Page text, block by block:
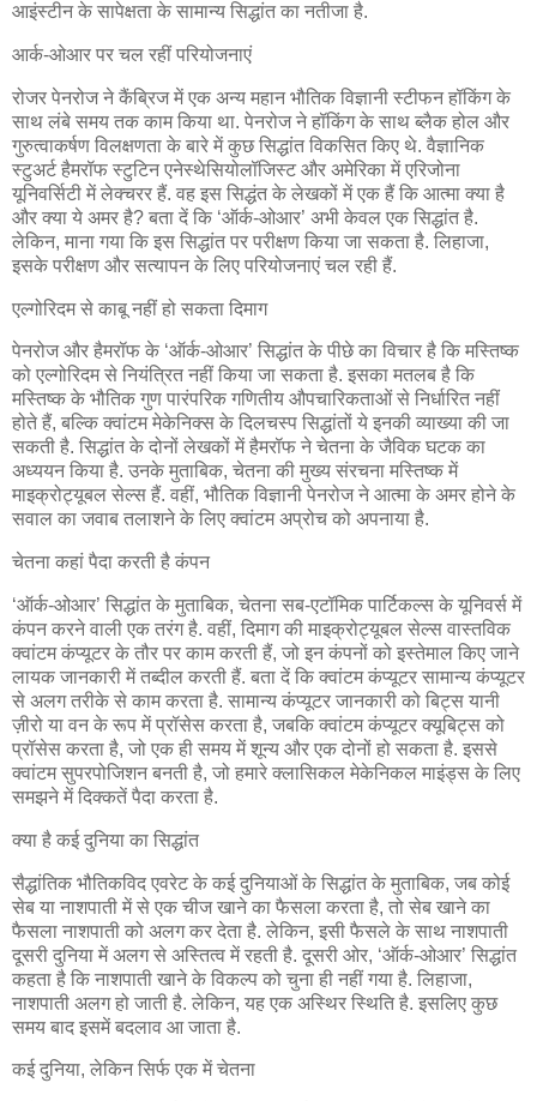
आइंस्टीन के सापेक्षता के सामान्य सिद्धांत का नतीजा है.
आर्क-ओआर पर चल रहीं परियोजनाएं
रोजर पेनरोज ने कैंब्रिज में एक अन्य महान भौतिक विज्ञानी स्टीफन हॉकिंग के
साथ लंबे समय तक काम किया था. पेनरोज ने हॉकिंग के साथ ब्लैक होल और
गुरुत्वाकर्षण विलक्षणता के बारे में कुछ सिद्धांत विकसित किए थे. वैज्ञानिक
स्‍टुअर्ट हैमरॉफ स्टुटिन एनेस्थेसियोलॉजिस्ट और अमेरिका में एरिजोना
यूनिवर्सिटी में लेक्‍चरर हैं. वह इस सिद्धंत के लेखकों में एक हैं कि आत्‍मा क्‍या है
और क्‍या ये अमर है? बता दें कि ‘ऑर्क-ओआर’ अभी केवल एक सिद्धांत है.
लेकिन, माना गया कि इस सिद्धांत पर परीक्षण किया जा सकता है. लिहाजा,
इसके परीक्षण और सत्यापन के लिए परियोजनाएं चल रही हैं.
एल्‍गोरिदम से काबू नहीं हो सकता दिमाग
पेनरोज और हैमरॉफ के ‘ऑर्क-ओआर’ सिद्धांत के पीछे का विचार है कि मस्तिष्क
को एल्गोरिदम से नियंत्रित नहीं किया जा सकता है. इसका मतलब है कि
मस्तिष्क के भौतिक गुण पारंपरिक गणितीय औपचारिकताओं से निर्धारित नहीं
होते हैं, बल्कि क्‍वांटम मेकेनिक्‍स के दिलचस्प सिद्धांतों ये इनकी व्‍याख्‍या की जा
सकती है. सिद्धांत के दोनों लेखकों में हैमरॉफ ने चेतना के जैविक घटक का
अध्ययन किया है. उनके मुताबिक, चेतना की मुख्य संरचना मस्तिष्क में
माइक्रोट्यूबल सेल्‍स हैं. वहीं, भौतिक विज्ञानी पेनरोज ने आत्‍मा के अमर होने के
सवाल का जवाब तलाशने के लिए क्‍वांटम अप्रोच को अपनाया है.
चेतना कहां पैदा करती है कंपन
‘ऑर्क-ओआर’ सिद्धांत के मुताबिक, चेतना सब-एटॉमिक पार्टिकल्‍स के यूनिवर्स में
कंपन करने वाली एक तरंग है. वहीं, दिमाग की माइक्रोट्यूबल सेल्‍स वास्तविक
क्‍वांटम कंप्यूटर के तौर पर काम करती हैं, जो इन कंपनों को इस्‍तेमाल किए जाने
लायक जानकारी में तब्‍दील करती हैं. बता दें कि क्‍वांटम कंप्यूटर सामान्य कंप्यूटर
से अलग तरीके से काम करता है. सामान्‍य कंप्यूटर जानकारी को बिट्स यानी
ज़ीरो या वन के रूप में प्रॉसेस करता है, जबकि क्‍वांटम कंप्यूटर क्यूबिट्स को
प्रॉसेस करता है, जो एक ही समय में शून्य और एक दोनों हो सकता है. इससे
क्‍वांटम सुपरपोजिशन बनती है, जो हमारे क्‍लासिकल मेकेनिकल माइंड्स के लिए
समझने में दिक्‍कतें पैदा करता है.
क्‍या है कई दुनिया का सिद्धांत
सैद्धांतिक भौतिकविद एवरेट के कई दुनियाओं के सिद्धांत के मुताबिक, जब कोई
सेब या नाशपाती में से एक चीज खाने का फैसला करता है, तो सेब खाने का
फैसला नाशपाती को अलग कर देता है. लेकिन, इसी फैसले के साथ नाशपाती
दूसरी दुनिया में अलग से अस्तित्व में रहती है. दूसरी ओर, ‘ऑर्क-ओआर’ सिद्धांत
कहता है कि नाशपाती खाने के विकल्प को चुना ही नहीं गया है. लिहाजा,
नाशपाती अलग हो जाती है. लेकिन, यह एक अस्थिर स्थिति है. इसलिए कुछ
समय बाद इसमें बदलाव आ जाता है.
कई दुनिया, लेकिन सिर्फ एक में चेतना